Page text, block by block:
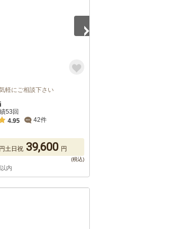
軽にご相談下さい
53回
4.95
42件
円土日祝 39,600 円
内